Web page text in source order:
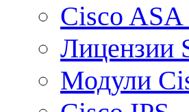
Cisco ASA
Лицензии
Модули